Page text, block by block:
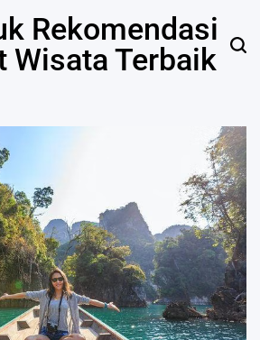
Rekomendasi
Wisata Terbaik